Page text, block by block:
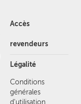
Accès
revendeurs
Légalité
Conditions
générales
d'utilisation